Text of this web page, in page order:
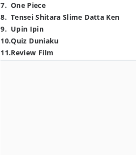
7. One Piece
8. Tensei Shitara Slime Datta Ken
9. Upin Ipin
10.Quiz Duniaku
11.Review Film